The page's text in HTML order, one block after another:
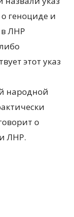
геноциде и
в ЛНР
этот указ
народной
о
ЛНР.